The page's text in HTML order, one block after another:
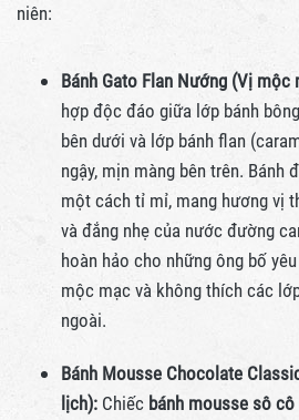
niên:
Bánh Gato Flan Nướng (Vị mộc
hợp độc đáo giữa lớp bánh
bên dưới và lớp bánh flan
ngậy, mịn màng bên trên. Bánh
một cách tỉ mỉ, mang hương vị
và đắng nhẹ của nước đường
hoàn hảo cho những ông bố
mộc mạc và không thích các
ngoài.
Bánh Mousse Chocolate
lịch): Chiếc bánh mousse sô cô